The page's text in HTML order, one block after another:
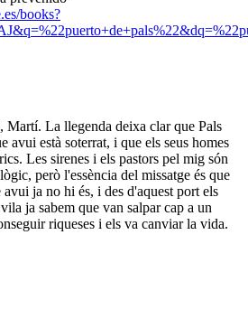
books?
Martí. La llegenda deixa clar que Pals
avui està soterrat, i que els seus homes
Les sirenes i els pastors pel mig són
però l'essència del missatge és que
ja no hi és, i des d'aquest port els
ja sabem que van salpar cap a un
riqueses i els va canviar la vida.